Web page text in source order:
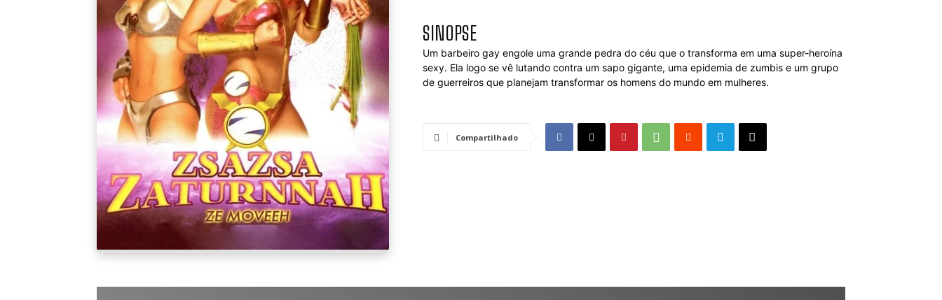
SINOPSE
Um barbeiro gay engole uma grande pedra do céu que o transforma em uma super-heroína
sexy. Ela logo se vê lutando contra um sapo gigante, uma epidemia de zumbis e um grupo
de guerreiros que planejam transformar os homens do mundo em mulheres.
Compartilhado